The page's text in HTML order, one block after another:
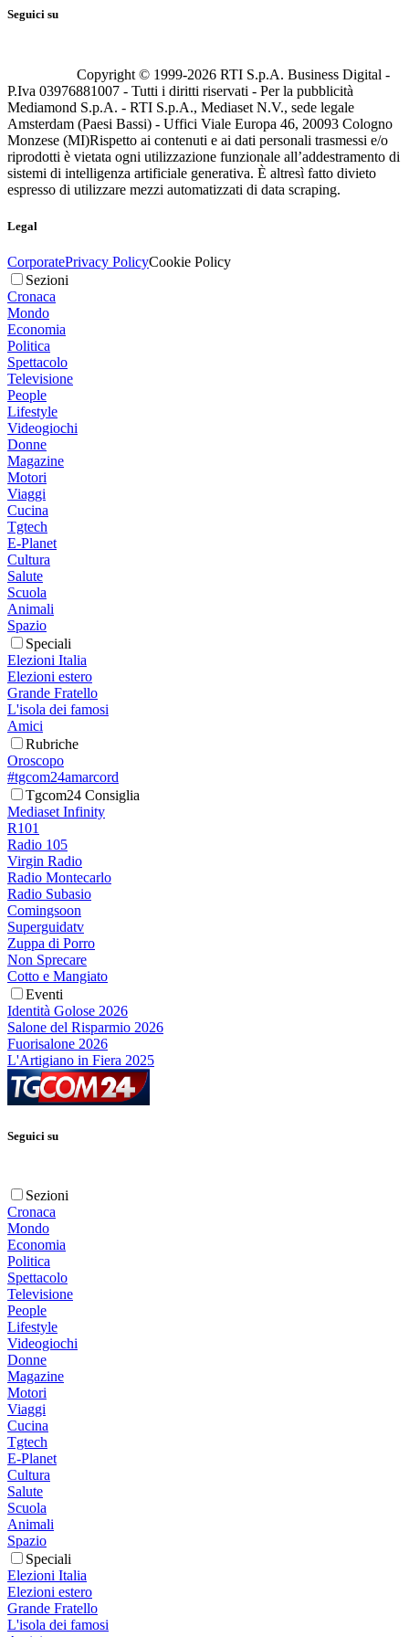
Seguici su
Copyright © 1999-2026 RTI S.p.A. Business Digital -
P.Iva 03976881007 - Tutti i diritti riservati - Per la pubblicità
Mediamond S.p.A. - RTI S.p.A., Mediaset N.V., sede legale
Amsterdam (Paesi Bassi) - Uffici Viale Europa 46, 20093 Cologno
Monzese (MI)Rispetto ai contenuti e ai dati personali trasmessi e/o
riprodotti è vietata ogni utilizzazione funzionale all’addestramento di
sistemi di intelligenza artificiale generativa. È altresì fatto divieto
espresso di utilizzare mezzi automatizzati di data scraping.
Legal
CorporatePrivacy PolicyCookie Policy
Sezioni
Cronaca
Mondo
Economia
Politica
Spettacolo
Televisione
People
Lifestyle
Videogiochi
Donne
Magazine
Motori
Viaggi
Cucina
Tgtech
E-Planet
Cultura
Salute
Scuola
Animali
Spazio
Speciali
Elezioni Italia
Elezioni estero
Grande Fratello
L'isola dei famosi
Amici
Rubriche
Oroscopo
#tgcom24amarcord
Tgcom24 Consiglia
Mediaset Infinity
R101
Radio 105
Virgin Radio
Radio Montecarlo
Radio Subasio
Comingsoon
Superguidatv
Zuppa di Porro
Non Sprecare
Cotto e Mangiato
Eventi
Identità Golose 2026
Salone del Risparmio 2026
Fuorisalone 2026
L'Artigiano in Fiera 2025
Seguici su
Sezioni
Cronaca
Mondo
Economia
Politica
Spettacolo
Televisione
People
Lifestyle
Videogiochi
Donne
Magazine
Motori
Viaggi
Cucina
Tgtech
E-Planet
Cultura
Salute
Scuola
Animali
Spazio
Speciali
Elezioni Italia
Elezioni estero
Grande Fratello
L'isola dei famosi